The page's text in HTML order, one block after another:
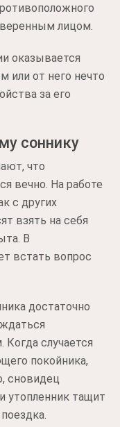
лицом.
оказывается
или от него нечто
за его
соннику
что
вечно. На работе
с других
взять на себя
В
встать вопрос
достаточно
случается
покойника,
сновидец
утопленник тащит